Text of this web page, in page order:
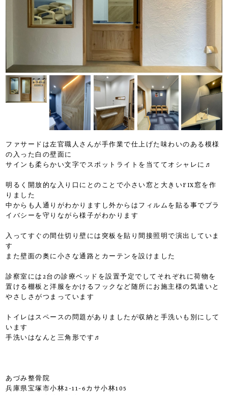
ファサードは左官職人さんが手作業で仕上げた味わいのある模様
の入った白の壁面に
サインも柔らかい文字でスポットライトを当ててオシャレに♬
明るく開放的な入り口にとのことで小さい窓と大きいFIX窓を作
りました
中からも人通りがわかりますし外からはフィルムを貼る事でプラ
イバシーを守りながら様子がわかります
入ってすぐの間仕切り壁には突板を貼り間接照明で演出していま
す
また壁面の奥に小さな通路とカーテンを設けました
診察室には2台の診療ベッドを設置予定でしてそれぞれに荷物を
置ける棚板と洋服をかけるフックなど随所にお施主様の気遣いと
やさしさがつまっています
トイレはスペースの問題がありましたが収納と手洗いも別にして
います
手洗いはなんと三角形です♬
あづみ整骨院
兵庫県宝塚市小林2-11-6カサ小林105